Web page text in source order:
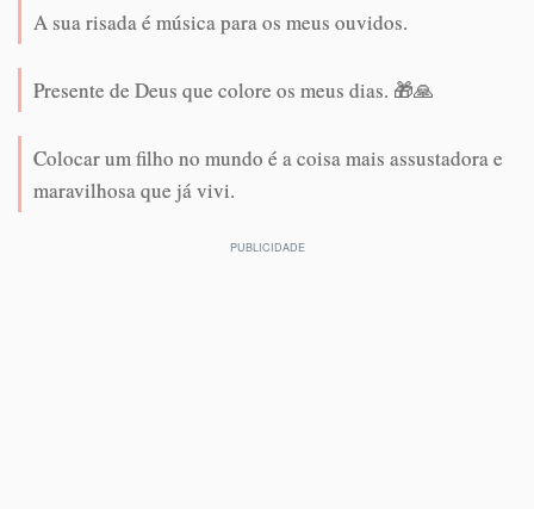
A sua risada é música para os meus ouvidos.
Presente de Deus que colore os meus dias. 🎁🙏
Colocar um filho no mundo é a coisa mais assustadora e
maravilhosa que já vivi.